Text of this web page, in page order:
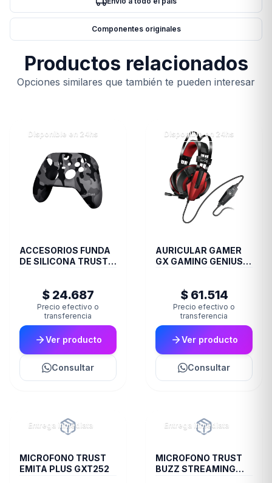
Componentes originales
Productos relacionados
Opciones similares que también te pueden interesar
Disponible en 24hs
ACCESORIOS FUNDA
DE SILICONA TRUST
$ 24.687
Precio efectivo o
transferencia
Ver producto
Consultar
Disponible en 24hs
AURICULAR GAMER
GX GAMING GENIUS
$ 61.514
Precio efectivo o
transferencia
Ver producto
Consultar
Entrega inmediata
MICROFONO TRUST
EMITA PLUS GXT252
Entrega inmediata
MICROFONO TRUST
BUZZ STREAMING